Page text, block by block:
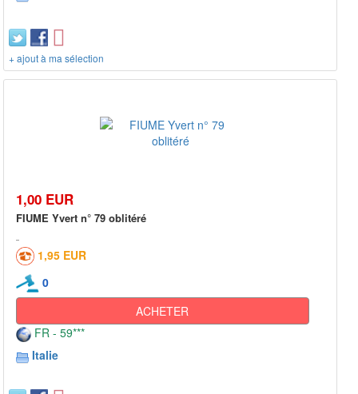
+ ajout à ma sélection
1,00 EUR
FIUME Yvert n° 79 oblitéré
1,95 EUR
0
ACHETER
FR - 59***
Italie